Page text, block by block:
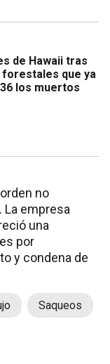
de Hawaii tras
forestales que ya
los muertos
no
La empresa
una
por
y condena de
Saqueos